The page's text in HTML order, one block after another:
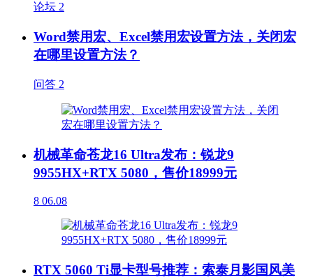
论坛 2
Word禁用宏、Excel禁用宏设置方法，关闭宏
在哪里设置方法？
问答 2
机械革命苍龙16 Ultra发布：锐龙9
9955HX+RTX 5080，售价18999元
8 06.08
RTX 5060 Ti显卡型号推荐：索泰月影国风美